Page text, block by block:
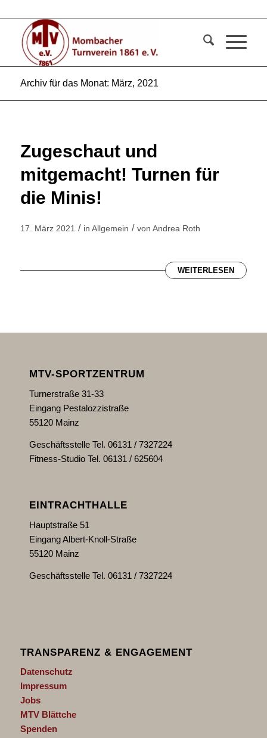
Archiv für das Monat: März, 2021
Zugeschaut und
mitgemacht! Turnen für
die Minis!
17. März 2021 / in Allgemein / von Andrea Roth
WEITERLESEN
MTV-SPORTZENTRUM
Turnerstraße 31-33
Eingang Pestalozzistraße
55120 Mainz
Geschäftsstelle Tel. 06131 / 7327224
Fitness-Studio Tel. 06131 / 625604
EINTRACHTHALLE
Hauptstraße 51
Eingang Albert-Knoll-Straße
55120 Mainz
Geschäftsstelle Tel. 06131 / 7327224
TRANSPARENZ & ENGAGEMENT
Datenschutz
Impressum
Jobs
MTV Blättche
Spenden